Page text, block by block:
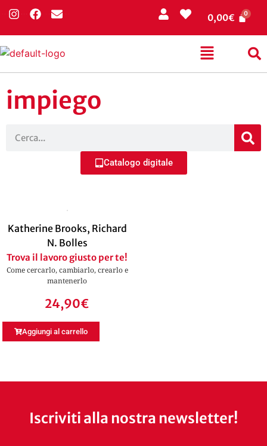
0,00€
impiego
Catalogo digitale
Katherine Brooks, Richard
N. Bolles
Trova il lavoro giusto per te!
Come cercarlo, cambiarlo, crearlo e
mantenerlo
24,90€
Aggiungi al carrello
Iscriviti alla nostra newsletter!